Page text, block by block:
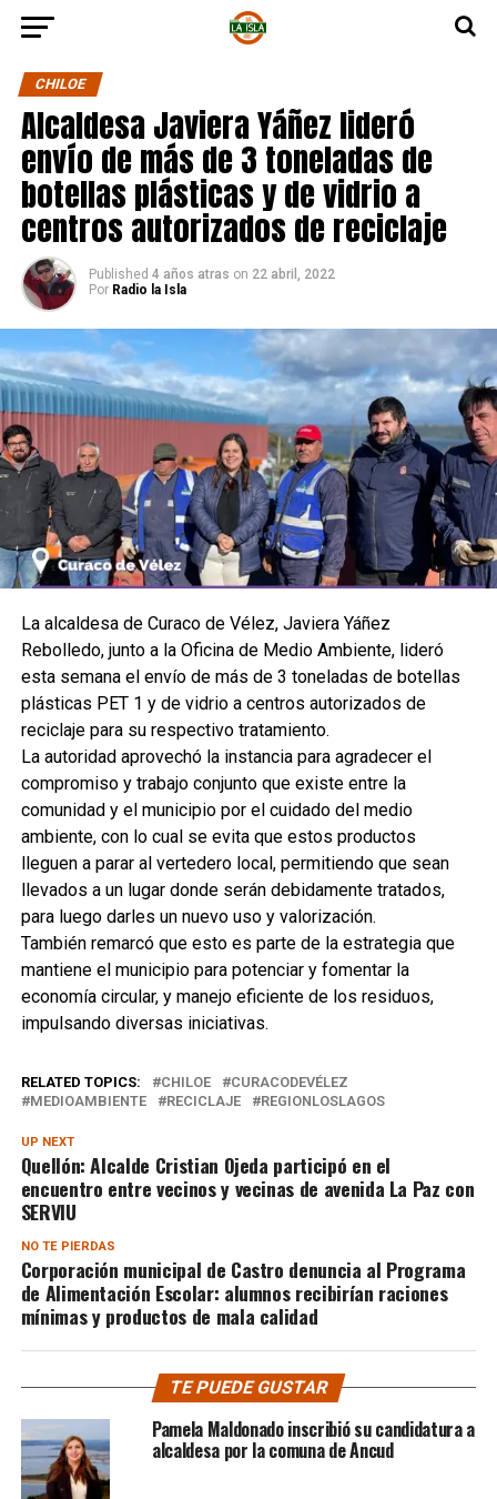
CHILOE
Alcaldesa Javiera Yáñez lideró
envío de más de 3 toneladas de
botellas plásticas y de vidrio a
centros autorizados de reciclaje
Published 4 años atras on 22 abril, 2022
Por Radio la Isla
La alcaldesa de Curaco de Vélez, Javiera Yáñez
Rebolledo, junto a la Oficina de Medio Ambiente, lideró
esta semana el envío de más de 3 toneladas de botellas
plásticas PET 1 y de vidrio a centros autorizados de
reciclaje para su respectivo tratamiento.
La autoridad aprovechó la instancia para agradecer el
compromiso y trabajo conjunto que existe entre la
comunidad y el municipio por el cuidado del medio
ambiente, con lo cual se evita que estos productos
lleguen a parar al vertedero local, permitiendo que sean
llevados a un lugar donde serán debidamente tratados,
para luego darles un nuevo uso y valorización.
También remarcó que esto es parte de la estrategia que
mantiene el municipio para potenciar y fomentar la
economía circular, y manejo eficiente de los residuos,
impulsando diversas iniciativas.
RELATED TOPICS: CHILOE
CURACODEVÉLEZ
MEDIOAMBIENTE
RECICLAJE REGIONLOSLAGOS
UP NEXT
Quellón: Alcalde Cristian Ojeda participó en el
encuentro entre vecinos y vecinas de avenida La Paz con
SERVIU
NO TE PIERDAS
Corporación municipal de Castro denuncia al Programa
de Alimentación Escolar: alumnos recibirían raciones
mínimas y productos de mala calidad
TE PUEDE GUSTAR
Pamela Maldonado inscribió su candidatura a
alcaldesa por la comuna de Ancud